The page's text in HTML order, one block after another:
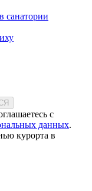
санатории
с
данных.
курорта в